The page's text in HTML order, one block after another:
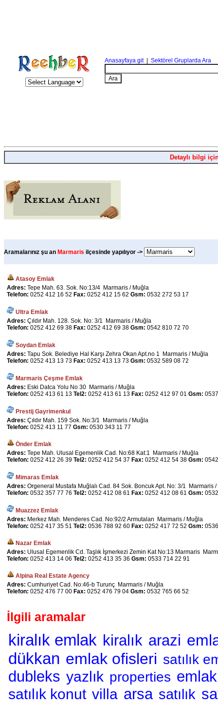
Anasayfaya git| Sektörel Gruplarda Ara
Detaylı bilgi
Aramalarınız şu an Marmaris ilçesinde yapılıyor ->
Atasoy Emlak
Adres: Tepe Mah. 63. Sok. No:13/4 Marmaris / Muğla
Telefon: 0252 412 16 52 Fax: 0252 412 15 62 Gsm: 0532 272 53 17
Ultra Emlak
Adres: Çıldır Mah. 128. Sok. No: 3/1 Marmaris / Muğla
Telefon: 0252 412 69 38 Fax: 0252 412 69 38 Gsm: 0542 810 72 70
Soydan Emlak
Adres: Tapu Sok. Belediye Hal Karşı Zehra Okan Apt.no 1 Marmaris / Muğla
Telefon: 0252 413 13 73 Fax: 0252 413 13 73 Gsm: 0532 589 08 72
Marmaris Çeşme Emlak
Adres: Eski Datca Yolu No 30 Marmaris / Muğla
Telefon: 0252 413 61 13 Tel2: 0252 413 61 13 Fax: 0252 412 97 01 Gsm:
Prestij Gayrimenkul
Adres: Çıldır Mah. 159 Sok. No:3/1 Marmaris / Muğla
Telefon: 0252 413 11 77 Gsm: 0530 343 11 77
Önder Emlak
Adres: Tepe Mah. Ulusal Egemenlik Cad. No:68 Kat:1 Marmaris / Muğla
Telefon: 0252 412 26 39 Tel2: 0252 412 54 37 Fax: 0252 412 54 38 Gsm:
Mimaras Emlak
Adres: Orgeneral Mustafa Muğlalı Cad. 84 Sok. Boncuk Apt. No: 3/1 Marmaris
Telefon: 0532 357 77 76 Tel2: 0252 412 08 61 Fax: 0252 412 08 61 Gsm:
Muazzez Emlak
Adres: Merkez Mah. Menderes Cad. No:92/2 Armutalan Marmaris / Muğla
Telefon: 0252 417 35 51 Tel2: 0536 788 92 60 Fax: 0252 417 72 52 Gsm:
Nazar Emlak
Adres: Ulusal Egemenlik Cd. Taşlık İşmerkezi Zemin Kat No:13 Marmaris
Telefon: 0252 413 14 06 Tel2: 0252 413 35 36 Gsm: 0533 714 22 91
Alpina Real Estate Agency
Adres: Cumhuriyet Cad. No:46-b Turunç Marmaris / Muğla
Telefon: 0252 476 77 00 Fax: 0252 476 79 04 Gsm: 0532 765 66 52
İlgili aramalar
kiralık emlak kiralık arazi
dükkan emlak ofisleri satılık
dubleks yazlık properties emlak
satılık konut villa arsa satılık